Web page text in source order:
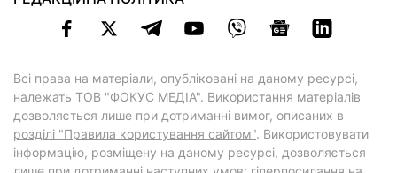
Всі права на матеріали, опубліковані на даному ресурсі,
належать ТОВ "ФОКУС МЕДІА". Використання матеріалів
дозволяється лише при дотриманні вимог, описаних в
розділі "Правила користування сайтом". Використовувати
інформацію, розміщену на даному ресурсі, дозволяється